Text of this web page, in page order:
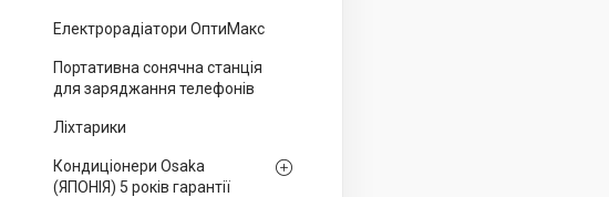
Електрорадіатори ОптиМакс
Портативна сонячна станція
для заряджання телефонів
Ліхтарики
Кондиціонери Osaka
(ЯПОНІЯ) 5 років гарантії